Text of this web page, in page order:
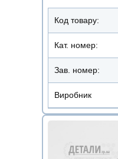
Код товару:
Кат. номер:
Зав. номер:
Виробник